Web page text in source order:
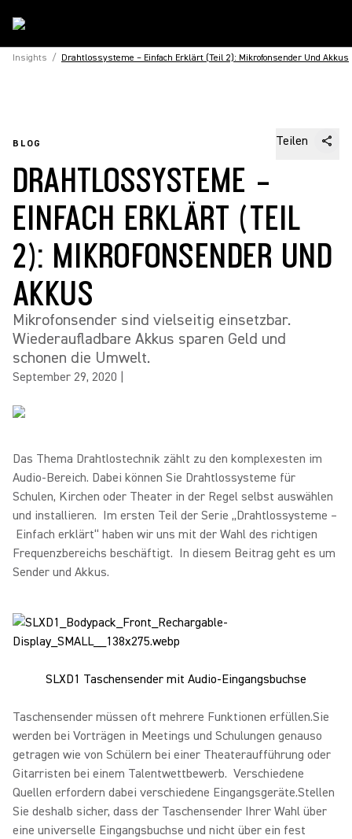
Insights / Drahtlossysteme – Einfach Erklärt (Teil 2): Mikrofonsender Und Akkus
BLOG Teilen
DRAHTLOSSYSTEME –
EINFACH ERKLÄRT (TEIL
2): MIKROFONSENDER UND
AKKUS
Mikrofonsender sind vielseitig einsetzbar.
Wiederaufladbare Akkus sparen Geld und
schonen die Umwelt.
September 29, 2020
Das Thema Drahtlostechnik zählt zu den komplexesten im
Audio-Bereich. Dabei können Sie Drahtlossysteme für
Schulen, Kirchen oder Theater in der Regel selbst auswählen
und installieren. Im ersten Teil der Serie „Drahtlossysteme –
Einfach erklärt“ haben wir uns mit der Wahl des richtigen
Frequenzbereichs beschäftigt. In diesem Beitrag geht es um
Sender und Akkus.
SLXD1 Taschensender mit Audio-Eingangsbuchse
Taschensender müssen oft mehrere Funktionen erfüllen.Sie
werden bei Vorträgen in Meetings und Schulungen genauso
getragen wie von Schülern bei einer Theateraufführung oder
Gitarristen bei einem Talentwettbewerb. Verschiedene
Quellen erfordern dabei verschiedene Eingangsgeräte.Stellen
Sie deshalb sicher, dass der Taschensender Ihrer Wahl über
eine universelle Eingangsbuchse und nicht über ein fest